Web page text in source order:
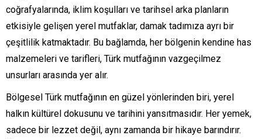
coğrafyalarında, iklim koşulları ve tarihsel arka planların
etkisiyle gelişen yerel mutfaklar, damak tadımıza ayrı bir
çeşitlilik katmaktadır. Bu bağlamda, her bölgenin kendine has
malzemeleri ve tarifleri, Türk mutfağının vazgeçilmez
unsurları arasında yer alır.
Bölgesel Türk mutfağının en güzel yönlerinden biri, yerel
halkın kültürel dokusunu ve tarihini yansıtmasıdır. Her yemek,
sadece bir lezzet değil, aynı zamanda bir hikaye barındırır.